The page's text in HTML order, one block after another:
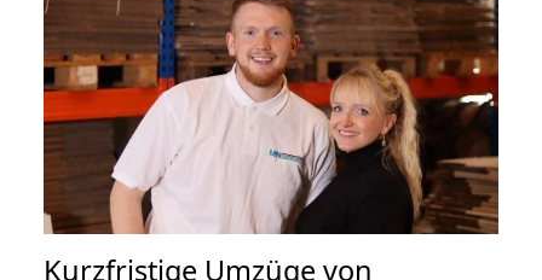
Kurzfristige Umzüge von